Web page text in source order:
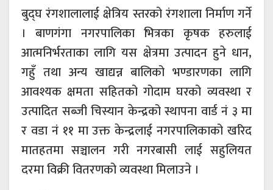
बुद्घ रंगशालालाई क्षेत्रिय स्तरको रंगशाला निर्माण गर्ने
। बाणगंगा नगरपालिका भित्रका कृषक हरुलाई
आत्मनिर्भरताका लागि यस क्षेत्रमा उत्पादन हुने धान,
गहुँ तथा अन्य खाद्यन्न बालिको भण्डारणका लागि
आवश्यक क्षमता सहितको गोदाम घरको व्यवस्था र
उत्पादित सब्जी चिस्यान केन्द्रको स्थापना वार्ड नं ३ मा
र वडा नं ११ मा उक्त केन्द्रलाई नगरपालिकाको खरिद
मातहतमा सञ्चालन गरी नगरबासी लाई सहुलियत
दरमा विक्री वितरणको व्यवस्था मिलाउने ।